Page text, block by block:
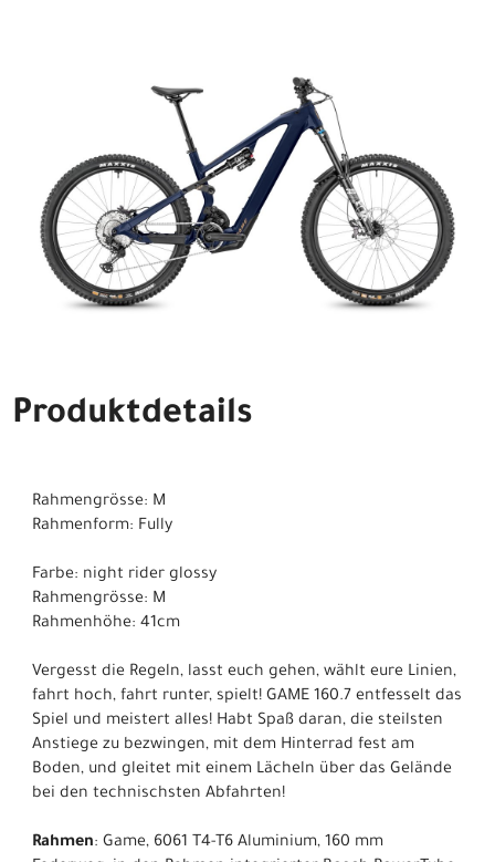
Produktdetails
Rahmengrösse: M
Rahmenform: Fully
Farbe: night rider glossy
Rahmengrösse: M
Rahmenhöhe: 41cm
Vergesst die Regeln, lasst euch gehen, wählt eure Linien,
fahrt hoch, fahrt runter, spielt! GAME 160.7 entfesselt das
Spiel und meistert alles! Habt Spaß daran, die steilsten
Anstiege zu bezwingen, mit dem Hinterrad fest am
Boden, und gleitet mit einem Lächeln über das Gelände
bei den technischsten Abfahrten!
Rahmen: Game, 6061 T4-T6 Aluminium, 160 mm